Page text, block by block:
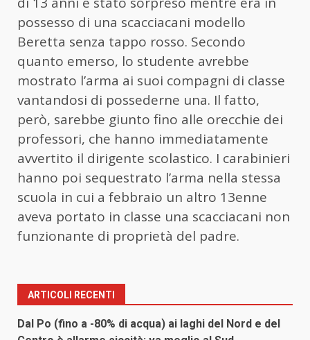
possesso di una scacciacani modello
Beretta senza tappo rosso. Secondo
quanto emerso, lo studente avrebbe
mostrato l’arma ai suoi compagni di classe
vantandosi di possederne una. Il fatto,
però, sarebbe giunto fino alle orecchie dei
professori, che hanno immediatamente
avvertito il dirigente scolastico. I carabinieri
hanno poi sequestrato l’arma nella stessa
scuola in cui a febbraio un altro 13enne
aveva portato in classe una scacciacani non
funzionante di proprietà del padre.
ARTICOLI RECENTI
Dal Po (fino a -80% di acqua) ai laghi del Nord e del